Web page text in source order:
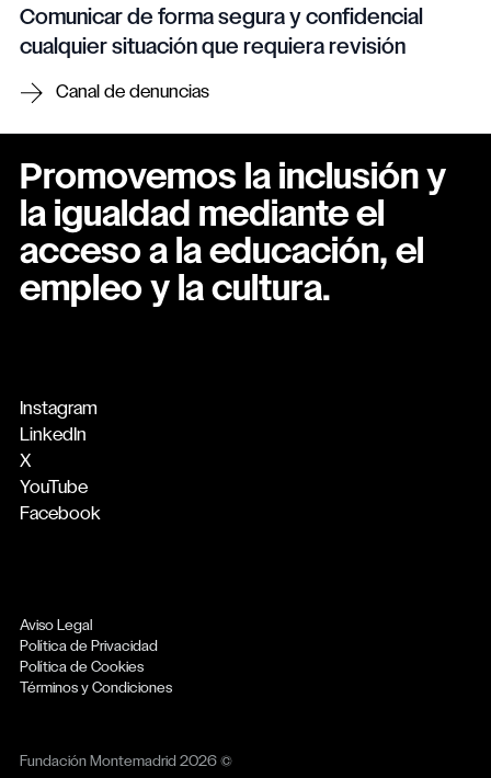
Comunicar de forma segura y confidencial
cualquier situación que requiera revisión
Canal de denuncias
Promovemos la inclusión y
la igualdad mediante el
acceso a la educación, el
empleo y la cultura.
Instagram
LinkedIn
X
YouTube
Facebook
Aviso Legal
Política de Privacidad
Política de Cookies
Términos y Condiciones
Fundación Montemadrid 2026 ©